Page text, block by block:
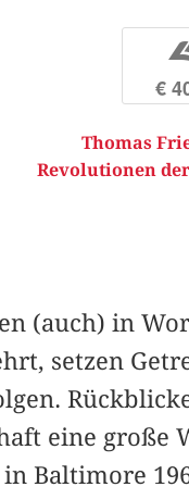
€
Thomas
Revolutionen
(auch) in
setzen
eine große
Baltimore